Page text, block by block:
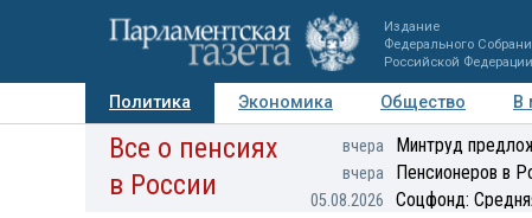
Издание
Федерального
Российской Федерации
Политика Экономика Общество В
Авторы Персоны Мнения Регионы
Все о пенсиях
в России
вчера Минтруд
вчера Пенсионеров в
05.08.2026 Соцфонд: